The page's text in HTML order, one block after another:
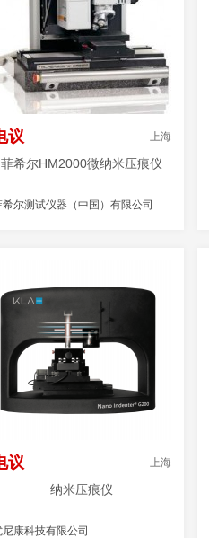
议 上海
菲希尔HM2000微纳米压痕仪
希尔测试仪器（中国）有限公司
议 上海
纳米压痕仪
尼康科技有限公司